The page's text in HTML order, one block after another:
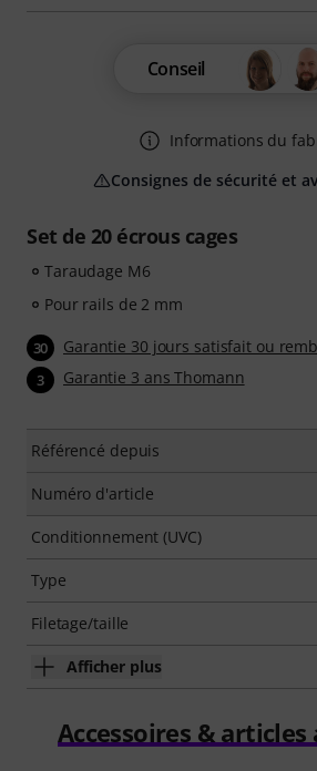
Set de 20 écrous cages
Taraudage M6
Pour rails de 2 mm
30 Garantie 30 jours satisfait ou
3 Garantie 3 ans Thomann
Référencé depuis
Numéro d'article
Conditionnement (UVC)
Type
Filetage/taille
Afficher plus
Conseil
Informations du
Consignes de sécurité et
Accessoires &